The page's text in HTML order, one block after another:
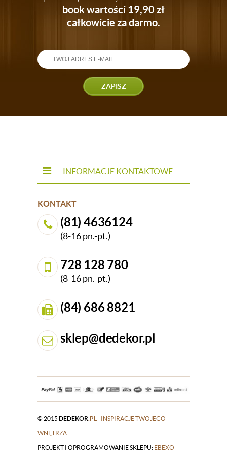
book wartości 19,90 zł
całkowicie za darmo.
ZAPISZ
INFORMACJE KONTAKTOWE
KONTAKT
(81) 4636124
(8-16 pn.-pt.)
728 128 780
(8-16 pn.-pt.)
(84) 686 8821
sklep@dedekor.pl
© 2015 DEDEKOR .PL - INSPIRACJE TWOJEGO
WNĘTRZA
|
PROJEKT I OPROGRAMOWANIE SKLEPU: EBEXO